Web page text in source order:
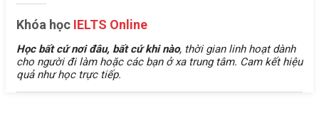
Khóa học IELTS Online
Học bất cứ nơi đâu, bất cứ khi nào, thời gian linh hoạt dành
cho người đi làm hoặc các bạn ở xa trung tâm. Cam kết hiệu
quả như học trực tiếp.